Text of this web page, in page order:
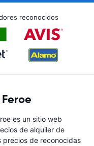
reconocidos
es un sitio web
de alquiler de
precios de reconocidas